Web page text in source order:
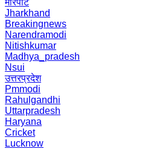
मारपीट
Jharkhand
Breakingnews
Narendramodi
Nitishkumar
Madhya_pradesh
Nsui
उत्तरप्रदेश
Pmmodi
Rahulgandhi
Uttarpradesh
Haryana
Cricket
Lucknow